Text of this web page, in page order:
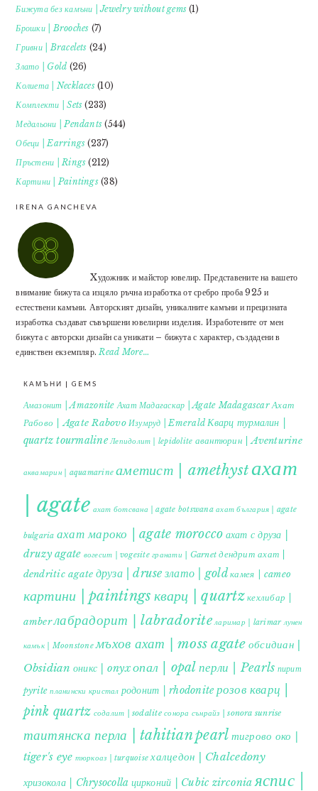
Бижута без камъни | Jewelry without gems (1)
Брошки | Brooches (7)
Гривни | Bracelets (24)
Злато | Gold (26)
Колиета | Necklaces(10)
Комплекти | Sets (233)
Медальони | Pendants (544)
Обеци | Earrings (237)
Пръстени | Rings (212)
Картини | Paintings(38)
IRENA GANCHEVA
Xудожник и майстор ювелир. Представените на вашето
внимание бижута са изцяло ръчна изработка от сребро проба 925 и
естествени камъни. Авторският дизайн, уникалните камъни и прецизната
изработка създават съвършени ювелирни изделия. Изработените от мен
бижута с авторски дизайн са уникати – бижута с характер, създадени в
единствен екземпляр.Read More…
КАМЪНИ | GEMS
Амазонит | Amazonite Ахат Мадагаскар | Agate Madagascar Ахат
Рабово | Agate Rabovo Изумруд | Emerald Кварц турмалин |
quartz tourmaline Лепидолит | lepidolite авантюрин | Aventurine
аквамарин | aquamarine аметист | amethystахат
| agate ахат ботсвана | agate botswana ахат българия | agate
bulgaria ахат мароко | agate morocco ахат с друза |
druzy agate вогесит | vogesite гранати | Garnet дендрит ахат |
dendritic agate друза | druse злато | gold камея | cameo
картини | paintings кварц | quartzкехлибар |
amberлабрадорит | labradorite ларимар | larimar лунен
камък | Moonstone мъхов ахат | moss agate обсидиан |
Obsidian оникс | onyxопал | opal перли | Pearls пирит |
pyrite планински кристал родонит | rhodonite розов кварц |
pink quartz содалит | sodalite сонора сънрайз | sonora sunrise
таитянска перла | tahitian pearl тигрово око |
tiger's eye тюркоаз | turquoise халцедон | Chalcedony
хризокола | Chrysocolla цирконий | Cubic zirconia яспис |